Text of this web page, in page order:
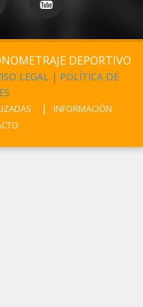
DEPORTIVO
LEGAL | POLÍTICA DE
INFORMACIÓN